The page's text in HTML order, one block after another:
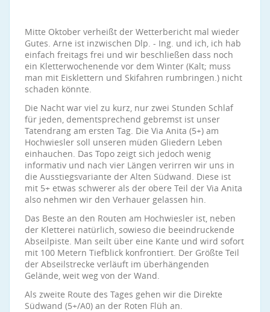
Mitte Oktober verheißt der Wetterbericht mal wieder
Gutes. Arne ist inzwischen Dlp. - Ing. und ich, ich hab
einfach freitags frei und wir beschließen dass noch
ein Kletterwochenende vor dem Winter (Kalt; muss
man mit Eisklettern und Skifahren rumbringen.) nicht
schaden könnte.
Die Nacht war viel zu kurz, nur zwei Stunden Schlaf
für jeden, dementsprechend gebremst ist unser
Tatendrang am ersten Tag. Die Via Anita (5+) am
Hochwiesler soll unseren müden Gliedern Leben
einhauchen. Das Topo zeigt sich jedoch wenig
informativ und nach vier Längen verirren wir uns in
die Ausstiegsvariante der Alten Südwand. Diese ist
mit 5+ etwas schwerer als der obere Teil der Via Anita
also nehmen wir den Verhauer gelassen hin.
Das Beste an den Routen am Hochwiesler ist, neben
der Kletterei natürlich, sowieso die beeindruckende
Abseilpiste. Man seilt über eine Kante und wird sofort
mit 100 Metern Tiefblick konfrontiert. Der Größte Teil
der Abseilstrecke verläuft im überhängenden
Gelände, weit weg von der Wand.
Als zweite Route des Tages gehen wir die Direkte
Südwand (5+/A0) an der Roten Flüh an.